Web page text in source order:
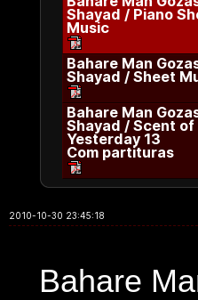
Shayad / Piano
Music
Bahare Man
Shayad / Sheet
Bahare Man
Shayad / Scent of
Yesterday 13
Com partituras
2010-10-30 23:45:18
Bahare